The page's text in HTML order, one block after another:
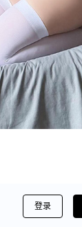
登录